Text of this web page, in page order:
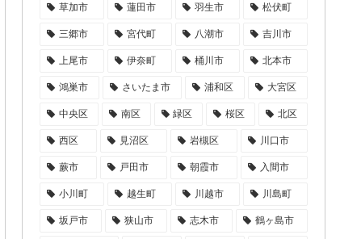
草加市 蓮田市 羽生市 松伏町
三郷市 宮代町 八潮市 吉川市
上尾市 伊奈町 桶川市 北本市
鴻巣市 さいたま市 浦和区 大宮区
中央区 南区 緑区 桜区 北区
西区 見沼区 岩槻区 川口市
蕨市 戸田市 朝霞市 入間市
小川町 越生町 川越市 川島町
坂戸市 狭山市 志木市 鶴ヶ島市